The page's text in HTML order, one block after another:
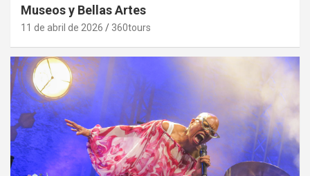
Museos y Bellas Artes
11 de abril de 2026 360tours